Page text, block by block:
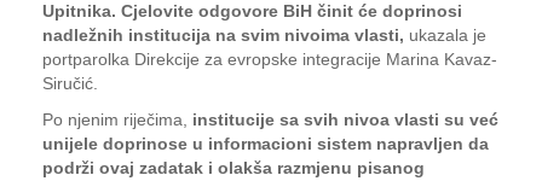
Upitnika. Cjelovite odgovore BiH činit će doprinosi
nadležnih institucija na svim nivoima vlasti, ukazala je
portparolka Direkcije za evropske integracije Marina Kavaz-
Siručić.
Po njenim riječima, institucije sa svih nivoa vlasti su već
unijele doprinose u informacioni sistem napravljen da
podrži ovaj zadatak i olakša razmjenu pisanog